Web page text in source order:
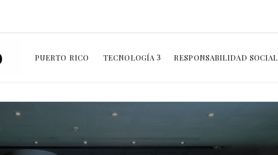
PUERTO RICO TECNOLOGÍA RESPONSABILIDAD SOCIAL